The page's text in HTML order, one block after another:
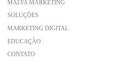
MALVA MARKETING
SOLUÇÕES
MARKETING DIGITAL
EDUCAÇÃO
CONTATO